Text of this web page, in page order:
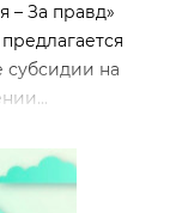
– За правд»
субсидии на